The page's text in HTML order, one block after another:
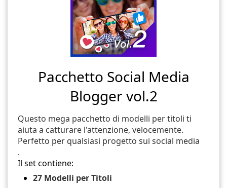
Pacchetto Social Media
Blogger vol.2
Questo mega pacchetto di modelli per titoli ti
aiuta a catturare l'attenzione, velocemente.
Perfetto per qualsiasi progetto sui social media
.
Il set contiene:
27 Modelli per Titoli